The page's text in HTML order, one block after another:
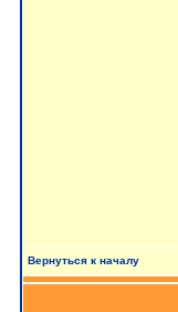
Вернуться к началу